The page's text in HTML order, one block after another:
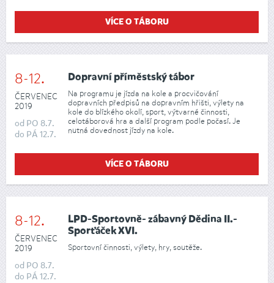
VÍCE O TÁBORU
8-12.
ČERVENEC
2019
od PO 8.7.
do PÁ 12.7.
Dopravní příměstský tábor
Na programu je jízda na kole a procvičování
dopravních předpisů na dopravním hřišti, výlety na
kole do blízkého okolí, sport, výtvarné činnosti,
celotáborová hra a další program podle počasí. Je
nutná dovednost jízdy na kole.
VÍCE O TÁBORU
8-12.
ČERVENEC
2019
od PO 8.7.
do PÁ 12.7.
LPD-Sportovně- zábavný Dědina II.-
Sporťáček XVI.
Sportovní činnosti, výlety, hry, soutěže.